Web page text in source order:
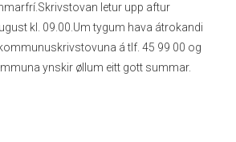
letur upp aftur
kl. 09.00.Um tygum hava átrokandi
á tlf. 45 99 00 og
ynskir øllum eitt gott summar.